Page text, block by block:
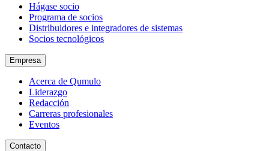
Hágase socio
Programa de socios
Distribuidores e integradores de sistemas
Socios tecnológicos
Empresa
Acerca de Qumulo
Liderazgo
Redacción
Carreras profesionales
Eventos
Contacto